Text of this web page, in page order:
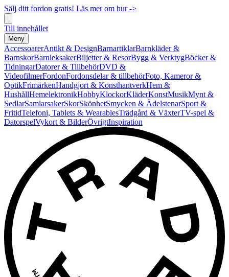
Sälj ditt fordon gratis! Läs mer om hur ->
Till innehållet
Meny
AccessoarerAntikt & DesignBarnartiklarBarnkläder &
BarnskorBarnleksakerBiljetter & ResorBygg & VerktygBöcker &
TidningarDatorer & TillbehörDVD &
VideofilmerFordonFordonsdelar & tillbehörFoto, Kameror &
OptikFrimärkenHandgjort & KonsthantverkHem &
HushållHemelektronikHobbyKlockorKläderKonstMusikMynt &
SedlarSamlarsakerSkorSkönhetSmycken & ÄdelstenarSport &
FritidTelefoni, Tablets & WearablesTrädgård & VäxterTV-spel &
DatorspelVykort & BilderÖvrigtInspiration